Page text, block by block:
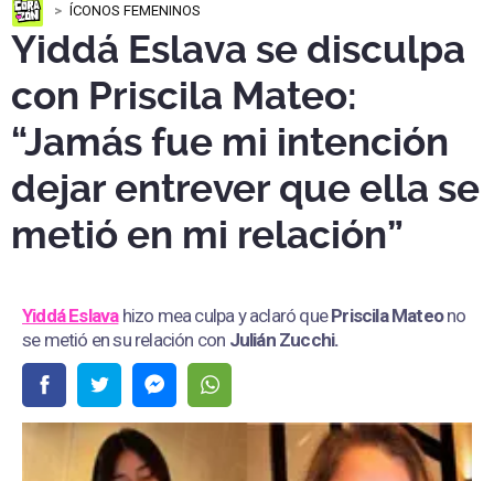
ÍCONOS FEMENINOS
Yiddá Eslava se disculpa
con Priscila Mateo:
“Jamás fue mi intención
dejar entrever que ella se
metió en mi relación”
Yiddá Eslava hizo mea culpa y aclaró quePriscila Mateono
se metió en su relación con Julián Zucchi.